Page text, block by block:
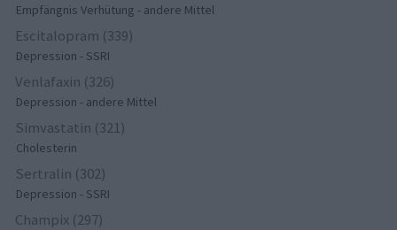
Empfängnis Verhütung - andere Mittel
Escitalopram (339)
Depression - SSRI
Venlafaxin (326)
Depression - andere Mittel
Simvastatin (321)
Cholesterin
Sertralin (302)
Depression - SSRI
Champix (297)